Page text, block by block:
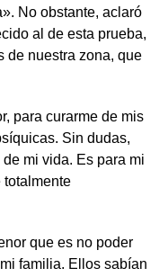
No obstante, aclaró
al de esta prueba,
de nuestra zona, que
para curarme de mis
Sin dudas,
mi vida. Es para mi
totalmente
que es no poder
familia. Ellos sabían